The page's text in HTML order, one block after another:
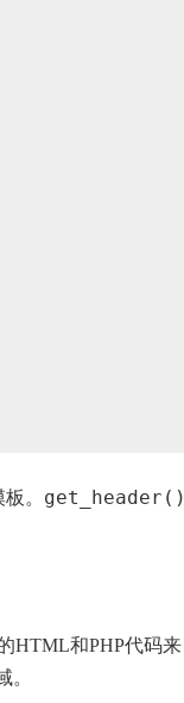
。 get_header()
HTML和PHP代码来